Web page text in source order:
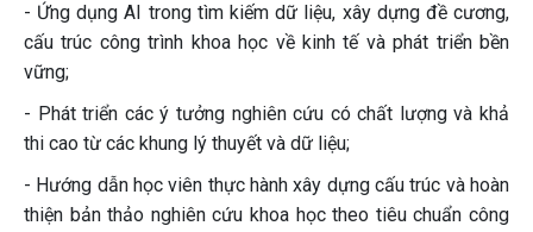
- Ứng dụng AI trong tìm kiếm dữ liệu, xây dựng đề cương,
cấu trúc công trình khoa học về kinh tế và phát triển bền
vững;
- Phát triển các ý tưởng nghiên cứu có chất lượng và khả
thi cao từ các khung lý thuyết và dữ liệu;
- Hướng dẫn học viên thực hành xây dựng cấu trúc và hoàn
thiện bản thảo nghiên cứu khoa học theo tiêu chuẩn công